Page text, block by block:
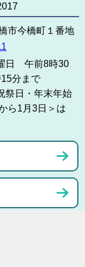
市今橋町１番地
日 午前8時30
分まで
祭日・年末年始
ら1月3日＞は